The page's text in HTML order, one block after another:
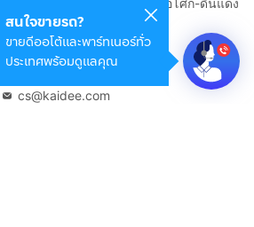
สนใจขายรถ?
ขายดีออโต้และพาร์ทเนอร์ทั่ว
ประเทศพร้อมดูแลคุณ
ายไนน์ เซ็นเตอร์ ชั้น 22 ถนนอโศก-ดินแดง
วงดินแดง เขตดินแดง
รุงเทพมหานคร 10400
cs@kaidee.com